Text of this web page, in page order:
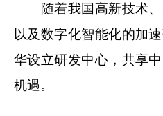
随着我国高新技术、
以及数字化智能化的加
华设立研发中心，共享
机遇。